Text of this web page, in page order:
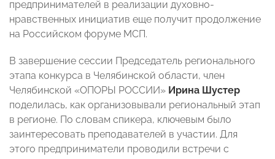
предпринимателей в реализации духовно-
нравственных инициатив еще получит продолжение
на Российском форуме МСП.
В завершение сессии Председатель регионального
этапа конкурса в Челябинской области, член
Челябинской «ОПОРЫ РОССИИ» Ирина Шустер
поделилась, как организовывали региональный этап
в регионе. По словам спикера, ключевым было
заинтересовать преподавателей в участии. Для
этого предприниматели проводили встречи с